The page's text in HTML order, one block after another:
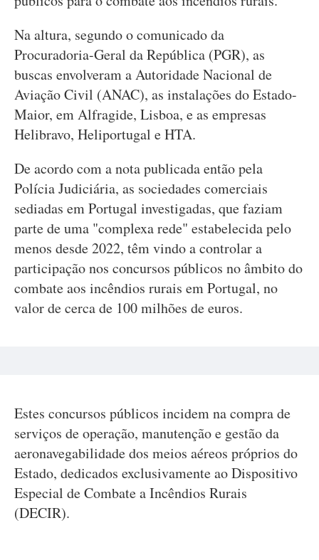
Na altura, segundo o comunicado da
Procuradoria-Geral da República (PGR), as
buscas envolveram a Autoridade Nacional de
Aviação Civil (ANAC), as instalações do Estado-
Maior, em Alfragide, Lisboa, e as empresas
Helibravo, Heliportugal e HTA.
De acordo com a nota publicada então pela
Polícia Judiciária, as sociedades comerciais
sediadas em Portugal investigadas, que faziam
parte de uma "complexa rede" estabelecida pelo
menos desde 2022, têm vindo a controlar a
participação nos concursos públicos no âmbito do
combate aos incêndios rurais em Portugal, no
valor de cerca de 100 milhões de euros.
Estes concursos públicos incidem na compra de
serviços de operação, manutenção e gestão da
aeronavegabilidade dos meios aéreos próprios do
Estado, dedicados exclusivamente ao Dispositivo
Especial de Combate a Incêndios Rurais
(DECIR).